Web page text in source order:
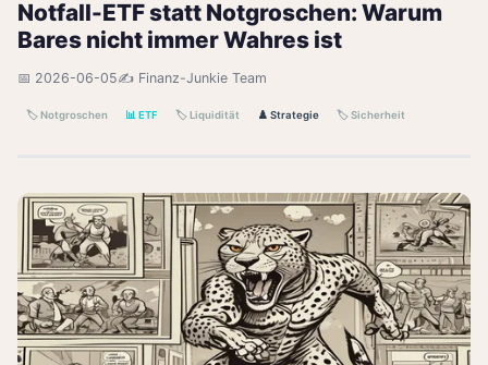
Notfall-ETF statt Notgroschen: Warum
Bares nicht immer Wahres ist
📅 2026-06-05✍️ Finanz-Junkie Team
🏷️ Notgroschen 📊 ETF 🏷️ Liquidität ♟️ Strategie 🏷️ Sicherheit